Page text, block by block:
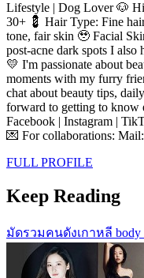
Lifestyle | Dog Lover 🐶
30+ 💈 Hair Type: Fine
tone, fair skin 🥹 Facial
post-acne dark spots I
💛 I'm passionate about
moments with my furry
chat about beauty tips,
forward to getting to know
Facebook | Instagram |
💌 For collaborations:
FULL PROFILE
Keep Reading
มัดรวมคนดังเกาหลี